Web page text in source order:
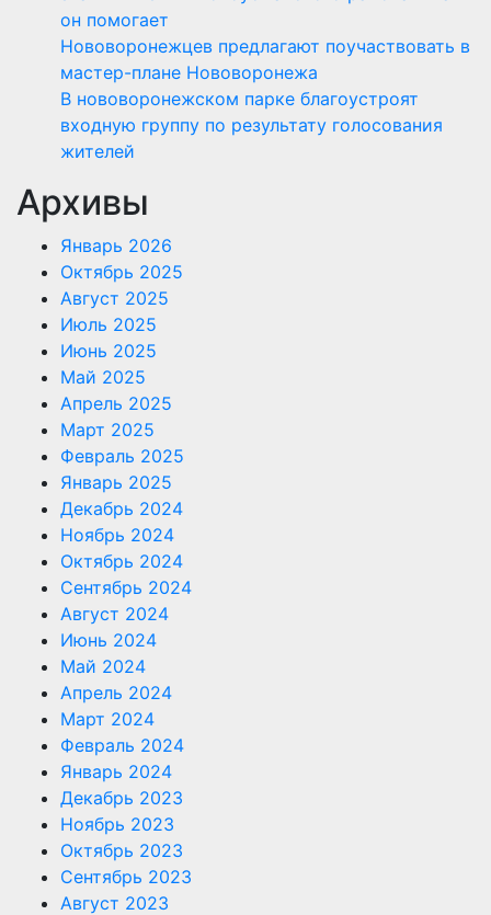
он помогает
Нововоронежцев предлагают поучаствовать в
мастер-плане Нововоронежа
В нововоронежском парке благоустроят
входную группу по результату голосования
жителей
Архивы
Январь 2026
Октябрь 2025
Август 2025
Июль 2025
Июнь 2025
Май 2025
Апрель 2025
Март 2025
Февраль 2025
Январь 2025
Декабрь 2024
Ноябрь 2024
Октябрь 2024
Сентябрь 2024
Август 2024
Июнь 2024
Май 2024
Апрель 2024
Март 2024
Февраль 2024
Январь 2024
Декабрь 2023
Ноябрь 2023
Октябрь 2023
Сентябрь 2023
Август 2023